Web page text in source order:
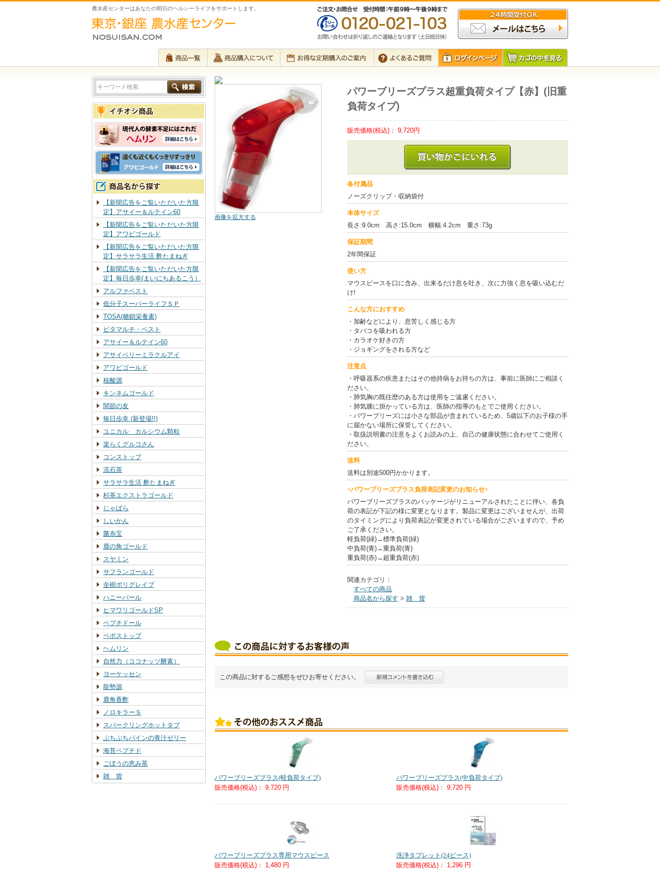
農水産センターはあなたの明日のヘルシーライフをサポートします。
【新聞広告をご覧いただいた方限
定】アサイー＆ルテイン60
【新聞広告をご覧いただいた方限
定】アワビゴールド
【新聞広告をご覧いただいた方限
定】サラサラ生活 酢たまねぎ
【新聞広告をご覧いただいた方限
定】毎日歩幸(まいにちあるこう）
アルファベスト
低分子スーパーライフＳＰ
TOSA(糖鎖栄養素)
ビタマルチ・ベスト
アサイー＆ルテイン60
アサイベリーミラクルアイ
アワビゴールド
核酸源
キンネムゴールド
関節の友
毎日歩幸 (新登場!!)
ユニカル カルシウム顆粒
楽らくグルコさん
コンストップ
流石茶
サラサラ生活 酢たまねぎ
杉茶エクストラゴールド
じゃばら
しいかん
菌糸宝
鹿の角ゴールド
スヤミン
サフランゴールド
全樹ポリグレイプ
ハニーパール
ヒマワリゴールドSP
ペプチドール
ペポストップ
ヘムリン
自然力（ココナッツ酵素）
ヨーケッセン
龍勢源
鹿角香酢
ノロキラーＳ
スパークリングホットタブ
ぷちぷちパインの青汁ゼリー
海苔ペプチド
ごぼうの恵み茶
雑 貨
画像を拡大する
パワーブリーズプラス超重負荷タイプ【赤】(旧重
負荷タイプ)
販売価格(税込)： 9,720円
各付属品
ノーズクリップ・収納袋付
本体サイズ
長さ:9.0cm 高さ:15.0cm 横幅:4.2cm 重さ:73g
保証期間
2年間保証
使い方
マウスピースを口に含み、出来るだけ息を吐き、次に力強く息を吸い込むだ
け!
こんな方におすすめ
・加齢などにより、息苦しく感じる方
・タバコを吸われる方
・カラオケ好きの方
・ジョギングをされる方など
注意点
・呼吸器系の疾患またはその他持病をお持ちの方は、事前に医師にご相談く
ださい。
・肺気胸の既往歴のある方は使用をご遠慮ください。
・肺気腫に掛かっている方は、医師の指導のもとでご使用ください。
・パワーブリーズには小さな部品が含まれているため、5歳以下のお子様の手
に届かない場所に保管してください。
・取扱説明書の注意をよくお読みの上、自己の健康状態に合わせてご使用く
ださい。
送料
送料は別途500円かかります。
<パワーブリーズプラス負荷表記変更のお知らせ>
パワーブリーズプラスのパッケージがリニューアルされたことに伴い、各負
荷の表記が下記の様に変更となります。製品に変更はございませんが、出荷
のタイミングにより負荷表記が変更されている場合がございますので、予め
ご了承ください。
軽負荷(緑)→標準負荷(緑)
中負荷(青)→重負荷(青)
重負荷(赤)→超重負荷(赤)
関連カテゴリ：
すべての商品
商品名から探す > 雑 貨
この商品に対するご感想をぜひお寄せください。
パワーブリーズプラス(軽負荷タイプ)
販売価格(税込)： 9,720 円
パワーブリーズプラス(中負荷タイプ)
販売価格(税込)： 9,720 円
パワーブリーズプラス専用マウスピース
販売価格(税込)： 1,480 円
洗浄タブレット(24ピース)
販売価格(税込)： 1,296 円